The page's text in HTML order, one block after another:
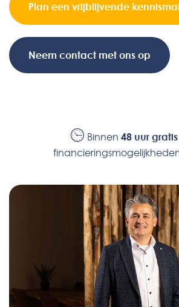
Plan een vrijblijvende
Neem contact met ons op
Binnen 48 uur gratis